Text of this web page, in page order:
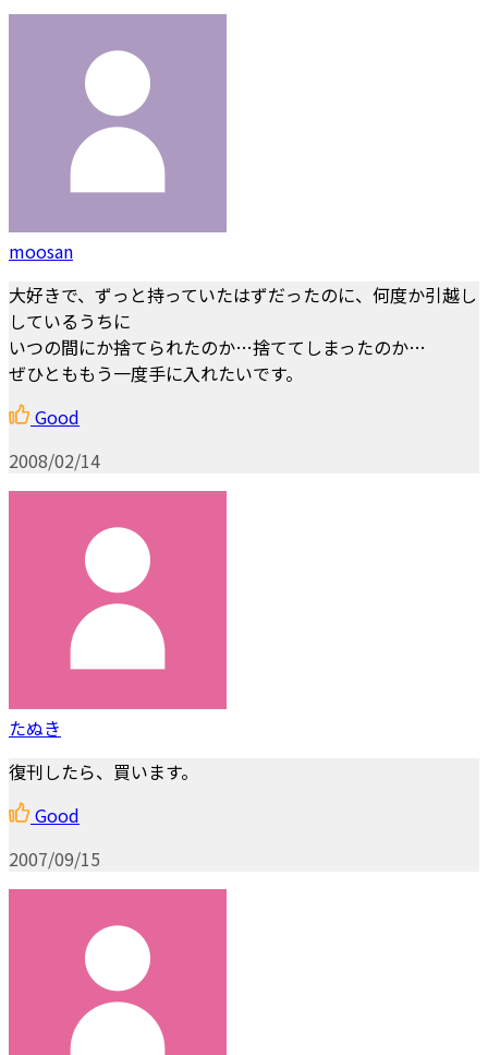
moosan
大好きで、ずっと持っていたはずだったのに、何度か引越し
しているうちに
いつの間にか捨てられたのか…捨ててしまったのか…
ぜひとももう一度手に入れたいです。
Good
2008/02/14
たぬき
復刊したら、買います。
Good
2007/09/15